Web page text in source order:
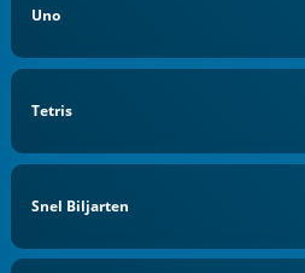
Uno
Tetris
Snel Biljarten